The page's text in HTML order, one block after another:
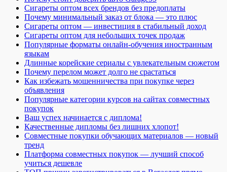
Сигареты оптом всех брендов без предоплаты
Почему минимальный заказ от блока — это плюс
Сигареты оптом — инвестиция в стабильный доход
Сигареты оптом для небольших точек продаж
Популярные форматы онлайн-обучения иностранным
языкам
Длинные корейские сериалы с увлекательным сюжетом
Почему перелом может долго не срастаться
Как избежать мошенничества при покупке через
объявления
Популярные категории курсов на сайтах совместных
покупок
Ваш успех начинается с диплома!
Качественные дипломы без лишних хлопот!
Совместные покупки обучающих материалов — новый
тренд
Платформа совместных покупок — лучший способ
учиться дешевле